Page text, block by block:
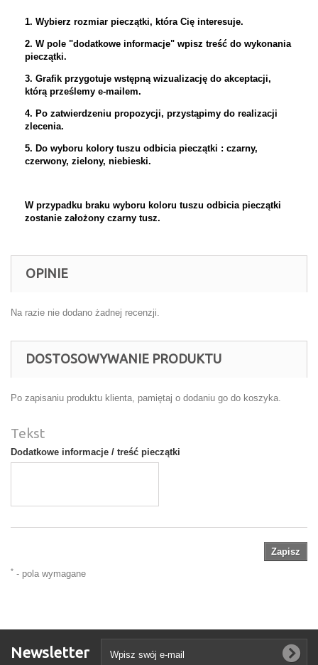
1. Wybierz rozmiar pieczątki, która Cię interesuje.
2. W pole "dodatkowe informacje" wpisz treść do wykonania
pieczątki.
3. Grafik przygotuje wstępną wizualizację do akceptacji,
którą prześlemy e-mailem.
4. Po zatwierdzeniu propozycji, przystąpimy do realizacji
zlecenia.
5. Do wyboru kolory tuszu odbicia pieczątki : czarny,
czerwony, zielony, niebieski.
W przypadku braku wyboru koloru tuszu odbicia pieczątki
zostanie założony czarny tusz.
OPINIE
Na razie nie dodano żadnej recenzji.
DOSTOSOWYWANIE PRODUKTU
Po zapisaniu produktu klienta, pamiętaj o dodaniu go do koszyka.
Tekst
Dodatkowe informacje / treść pieczątki
Zapisz
* - pola wymagane
Newsletter